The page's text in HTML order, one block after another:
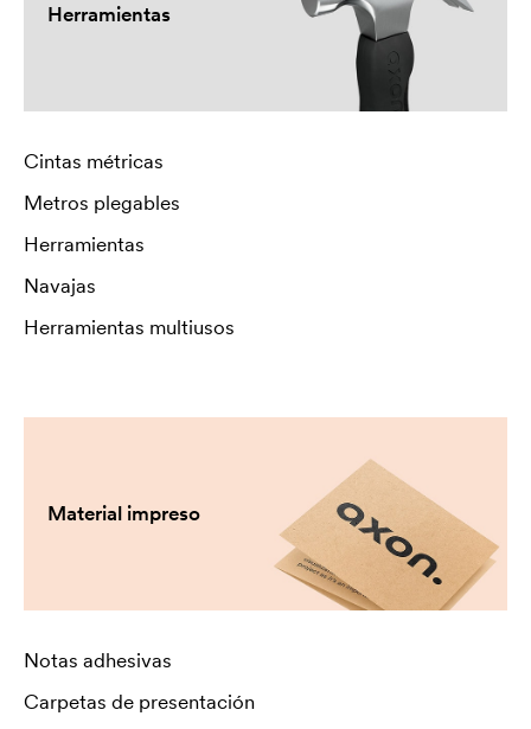
Herramientas
Cintas métricas
Metros plegables
Herramientas
Navajas
Herramientas multiusos
Material impreso
Notas adhesivas
Carpetas de presentación